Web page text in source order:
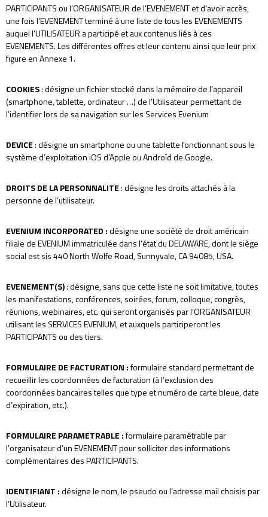
PARTICIPANTS ou l’ORGANISATEUR de l’EVENEMENT et d’avoir accès,
une fois l’EVENEMENT terminé à une liste de tous les EVENEMENTS
auquel l’UTILISATEUR a participé et aux contenus liés à ces
EVENEMENTS. Les différentes offres et leur contenu ainsi que leur prix
figure en Annexe 1.
COOKIES: désigne un fichier stocké dans la mémoire de l’appareil
(smartphone, tablette, ordinateur …) de l’Utilisateur permettant de
l’identifier lors de sa navigation sur les Services Evenium
DEVICE: désigne un smartphone ou une tablette fonctionnant sous le
système d’exploitation iOS d’Apple ou Androïd de Google.
DROITS DE LA PERSONNALITE: désigne les droits attachés à la
personne de l’utilisateur.
EVENIUM INCORPORATED :désigne une société de droit américain
filiale de EVENIUM immatriculée dans l’état du DELAWARE, dont le siège
social est sis 440 North Wolfe Road, Sunnyvale, CA 94085, USA.
EVENEMENT(S): désigne, sans que cette liste ne soit limitative, toutes
les manifestations, conférences, soirées, forum, colloque, congrès,
réunions, webinaires, etc. qui seront organisés par l’ORGANISATEUR
utilisant les SERVICES EVENIUM, et auxquels participeront les
PARTICIPANTS ou des tiers.
FORMULAIRE DE FACTURATION :formulaire standard permettant de
recueillir les coordonnées de facturation (à l’exclusion des
coordonnées bancaires telles que type et numéro de carte bleue, date
d’expiration, etc.).
FORMULAIRE PARAMETRABLE :formulaire paramétrable par
l’organisateur d’un EVENEMENT pour solliciter des informations
complémentaires des PARTICIPANTS.
IDENTIFIANT :désigne le nom, le pseudo ou l’adresse mail choisis par
l’Utilisateur.